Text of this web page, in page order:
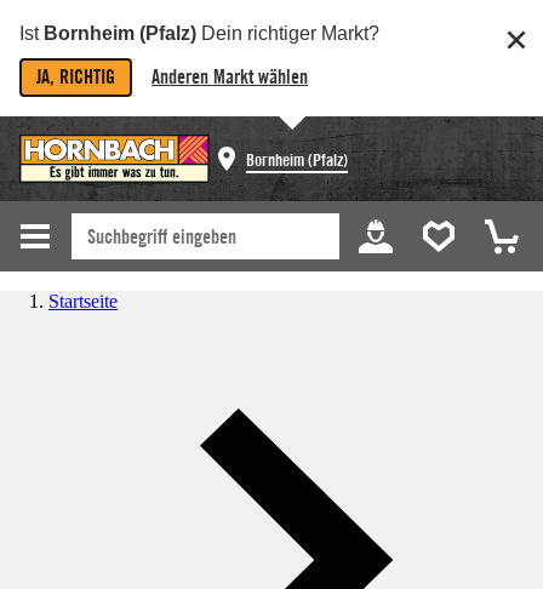
Ist Bornheim (Pfalz) Dein richtiger Markt?
JA, RICHTIG Anderen Markt wählen
Bornheim (Pfalz)
Startseite